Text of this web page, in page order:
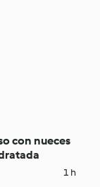
con nueces
1 h